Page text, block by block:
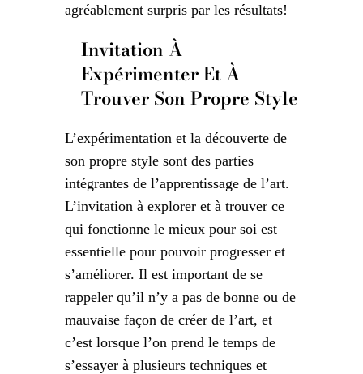
agréablement surpris par les résultats!
Invitation À
Expérimenter Et À
Trouver Son Propre Style
L’expérimentation et la découverte de
son propre style sont des parties
intégrantes de l’apprentissage de l’art.
L’invitation à explorer et à trouver ce
qui fonctionne le mieux pour soi est
essentielle pour pouvoir progresser et
s’améliorer. Il est important de se
rappeler qu’il n’y a pas de bonne ou de
mauvaise façon de créer de l’art, et
c’est lorsque l’on prend le temps de
s’essayer à plusieurs techniques et